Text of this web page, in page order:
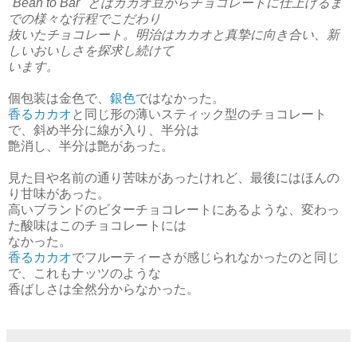
での様々な行程でこだわり
抜いたチョコレート。明治はカカオと真摯に向き合い、新
しいおいしさを探求し続けて
います。
個包装は金色で、 銀色ではなかった。
香るカカオ と同じ形の薄いスティック型のチョコレート
で、斜め半分に線が入り、半分は
艶消し、半分は艶があった。
見た目や名前の通り苦味があったけれど、最後にはほんの
り甘味があった。
高いブランドのビターチョコレートにあるような、変わっ
た酸味はこのチョコレートには
なかった。
香るカカオでフルーティーさが感じられなかったのと同じ
で、これもナッツのような
香ばしさは全然分からなかった。